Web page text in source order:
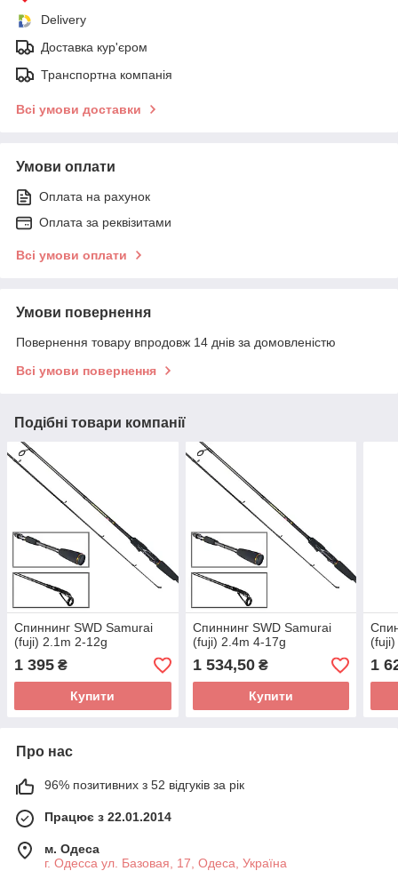
Delivery
Доставка кур'єром
Транспортна компанія
Всі умови доставки
Умови оплати
Оплата на рахунок
Оплата за реквізитами
Всі умови оплати
Умови повернення
Повернення товару впродовж 14 днів за домовленістю
Всі умови повернення
Подібні товари компанії
Спиннинг SWD Samurai
(fuji) 2.1m 2-12g
1 395 ₴
Купити
Спиннинг SWD Samurai
(fuji) 2.4m 4-17g
1 534,50₴
Купити
1
Про нас
96% позитивних з 52 відгуків за рік
Працює з 22.01.2014
м. Одеса
г. Одесса ул. Базовая, 17, Одеса, Україна